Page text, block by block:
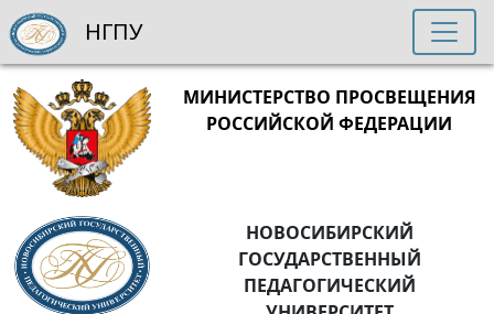
МИНИСТЕРСТВО ПРОСВЕЩЕНИЯ
РОССИЙСКОЙ ФЕДЕРАЦИИ
НОВОСИБИРСКИЙ
ГОСУДАРСТВЕННЫЙ
ПЕДАГОГИЧЕСКИЙ
НГПУ